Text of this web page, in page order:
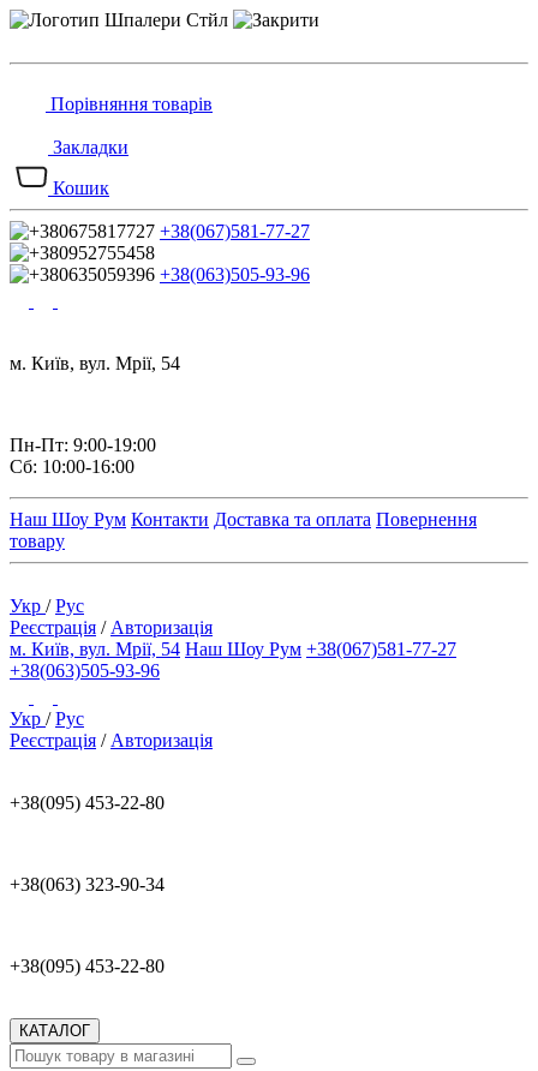
Порівняння товарів
Закладки
Кошик
+38(067)581-77-27
+38(063)505-93-96
м. Київ, вул. Мрії, 54
Пн-Пт: 9:00-19:00
Сб: 10:00-16:00
Наш Шоу Рум Контакти Доставка та оплата Повернення
товару
Укр /Рус
Реєстрація / Авторизація
м. Київ, вул. Мрії, 54 Наш Шоу Рум +38(067)581-77-27
+38(063)505-93-96
Укр /Рус
Реєстрація / Авторизація
+38(095) 453-22-80
+38(063) 323-90-34
+38(095) 453-22-80
КАТАЛОГ